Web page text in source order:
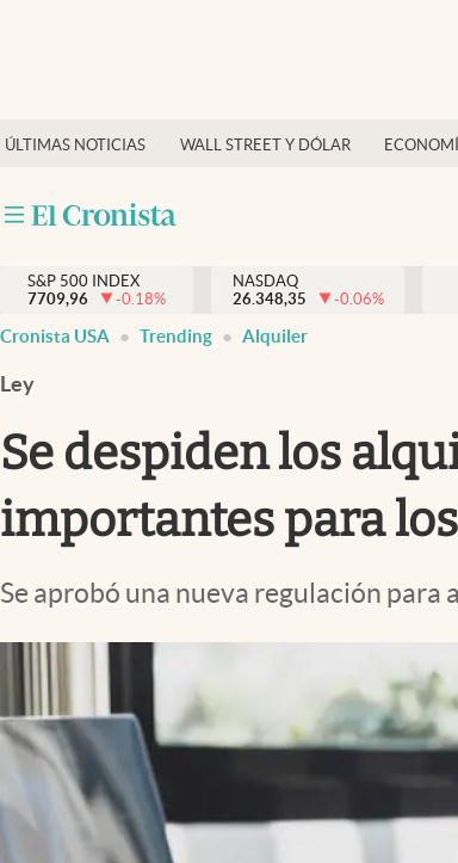
ÚLTIMAS NOTICIAS WALL STREET Y DÓLAR
Finanzas y economía
Inmigración
Trending
Streaming
PC y mobile
Lifestyle
S&P 500 INDEX
7709,96
-0.18%
NASDAQ
26.348,35
-0.06%
Cronista USA Trending Alquiler
Ley
Se despiden los
importantes para
Se aprobó una nueva regulación